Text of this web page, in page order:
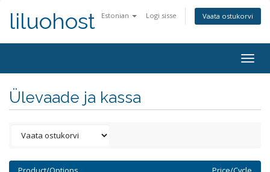
Estonian Logi sisse Vaata ostukorvi
liluohost
Ülevaade ja kassa